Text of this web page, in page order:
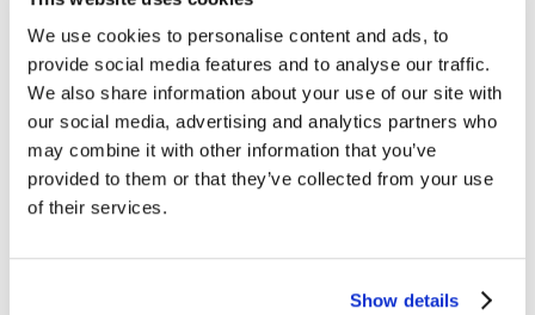
We use cookies to personalise content and ads, to
provide social media features and to analyse our traffic.
We also share information about your use of our site with
our social media, advertising and analytics partners who
may combine it with other information that you’ve
provided to them or that they’ve collected from your use
of their services.
Show details
Tips e Curiosità
I progetti più finanziati di sempre su
Kickstarter
READ MORE